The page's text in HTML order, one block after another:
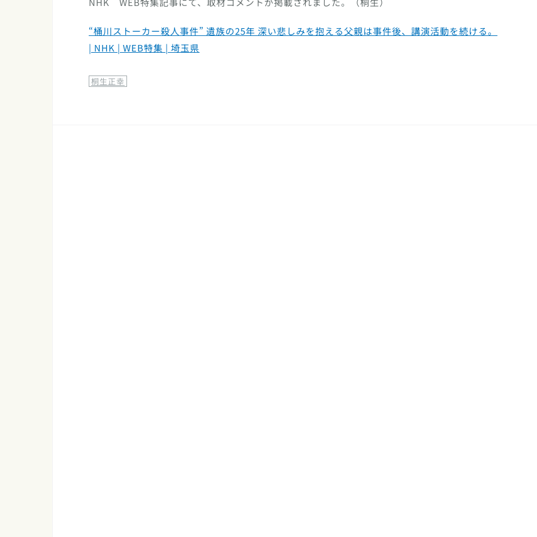
“桶川ストーカー殺人事件” 遺族の25年 深い悲しみを抱える父親は事件後、講演活動を続ける。
| NHK | WEB特集 | 埼玉県
桐生正幸